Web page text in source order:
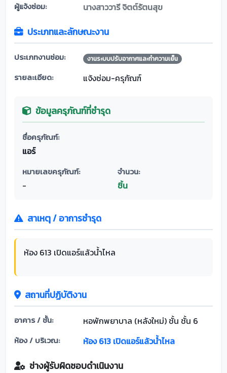
ผู้แจ้งซ่อม: นางสาววารี จิตต์รัตนสุข
ประเภทและลักษณะงาน
ประเภทงานซ่อม: งานระบบปรับอากาศและทำความเย็น
รายละเอียด: แจ้งซ่อม-ครุภัณฑ์
ข้อมูลครุภัณฑ์ที่ชำรุด
ชื่อครุภัณฑ์:
แอร์
หมายเลขครุภัณฑ์:
-
จำนวน:
ชิ้น
สาเหตุ / อาการชำรุด
ห้อง 613 เปิดแอร์แล้วน้ำไหล
สถานที่ปฏิบัติงาน
อาคาร / ชั้น: หอพักพยาบาล (หลังใหม่) ชั้น ชั้น 6
ห้อง / บริเวณ: ห้อง 613 เปิดแอร์แล้วน้ำไหล
ช่างผู้รับผิดชอบดำเนินงาน